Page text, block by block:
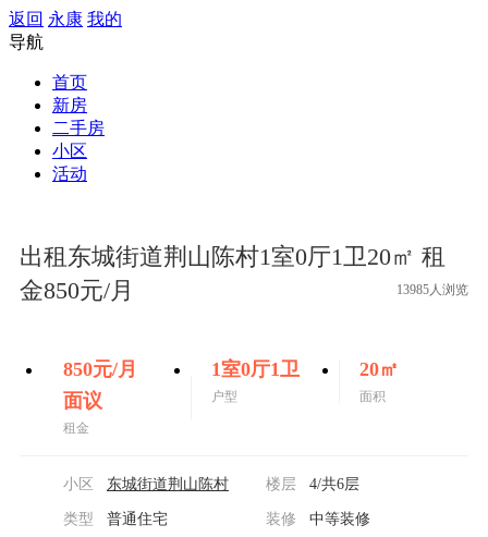
返回 永康 我的
导航
首页
新房
二手房
小区
活动
出租东城街道荆山陈村1室0厅1卫20㎡ 租
金850元/月
13985人浏览
850元/月
面议
租金
1室0厅1卫
户型
20㎡
面积
小区 东城街道荆山陈村 楼层 4/共6层
类型 普通住宅 装修 中等装修